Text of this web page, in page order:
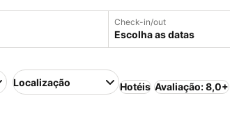
Check-in/out
Escolha as datas
Localização Hotéis Avaliação: 8,0+